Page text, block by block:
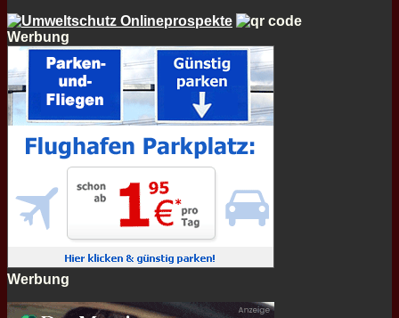
Werbung
Werbung